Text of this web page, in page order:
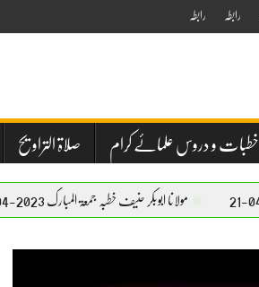
رابطہ رابطہ
خطبات و دروس علمائے کرام صلاۃ التراویح
مولانا ابوبکر حنیف خطبہ جمعۃ المبارک 2023-04-21